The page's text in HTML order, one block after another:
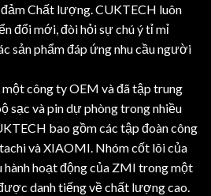
Chất lượng. CUKTECH luôn
đổi mới, đòi hỏi sự chú ý tỉ mỉ
sản phẩm đáp ứng nhu cầu người
công ty OEM và đã tập trung
sạc và pin dự phòng trong nhiều
bao gồm các tập đoàn công
và XIAOMI. Nhóm cốt lõi của
hành hoạt động của ZMI trong một
danh tiếng về chất lượng cao.